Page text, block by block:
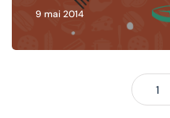
9 mai 2014
1